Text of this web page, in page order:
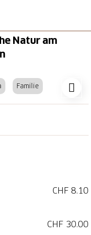
Natur am
Familie
Ob für eine
zu Ihrer
in
CHF 8.10
CHF 30.00